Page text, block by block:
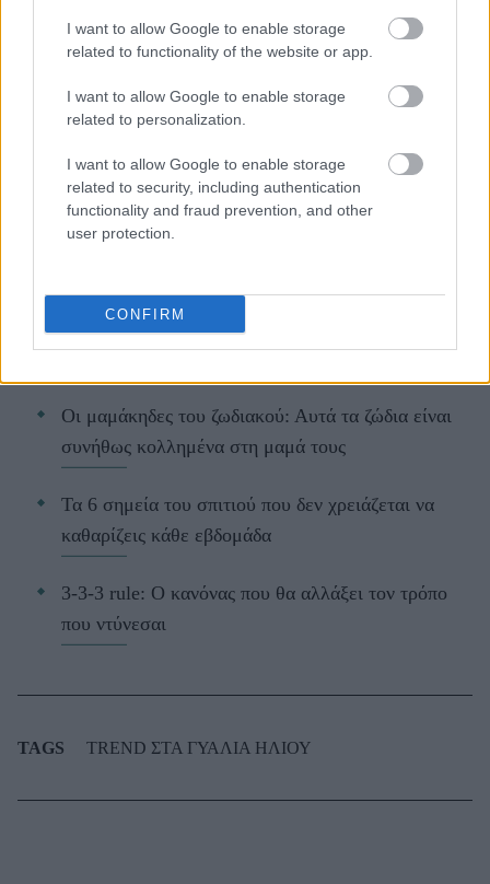
I want to allow Google to enable storage
related to functionality of the website or app.
I want to allow Google to enable storage
related to personalization.
I want to allow Google to enable storage
related to security, including authentication
functionality and fraud prevention, and other
user protection.
CONFIRM
newsκαι μάθετε τα πάντα γύρω από
και τα πιο hot fashion news.
ΔΙΑΒΑΖΟΝΤΑΙ ΤΩΡΑ
Οι μαμάκηδες του ζωδιακού: Αυτά τα ζώδια είναι
συνήθως κολλημένα στη μαμά τους
Τα 6 σημεία του σπιτιού που δεν χρειάζεται να
καθαρίζεις κάθε εβδομάδα
3-3-3 rule: Ο κανόνας που θα αλλάξει τον τρόπο
που ντύνεσαι
TAGS TREND ΣΤΑ ΓΥΑΛΙΑ ΗΛΙΟΥ